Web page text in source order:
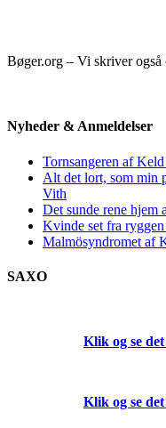
Bøger.org – Vi skriver også
Nyheder & Anmeldelser
Tornsangeren af
Alt det lort, som min
Vith
Det sunde rene hjem
Kvinde set fra
Malmösyndromet af
SAXO
Klik og se
Klik og se